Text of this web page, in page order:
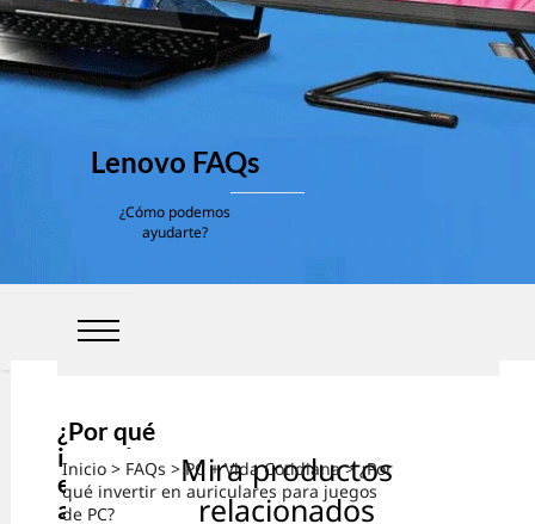
Inicio > FAQs >PC + Vida Cotidiana> ¿Por
qué invertir en auriculares para juegos
de PC?
Lenovo FAQs
¿Cómo podemos
ayudarte?
¿Por qué
invertir
en
auricular
Mira productos
relacionados